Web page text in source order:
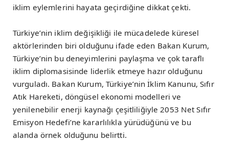
iklim eylemlerini hayata geçirdiğine dikkat çekti.
Türkiye’nin iklim değişikliği ile mücadelede küresel
aktörlerinden biri olduğunu ifade eden Bakan Kurum,
Türkiye’nin bu deneyimlerini paylaşma ve çok taraflı
iklim diplomasisinde liderlik etmeye hazır olduğunu
vurguladı. Bakan Kurum, Türkiye’nin İklim Kanunu, Sıfır
Atık Hareketi, döngüsel ekonomi modelleri ve
yenilenebilir enerji kaynağı çeşitliliğiyle 2053 Net Sıfır
Emisyon Hedefi’ne kararlılıkla yürüdüğünü ve bu
alanda örnek olduğunu belirtti.